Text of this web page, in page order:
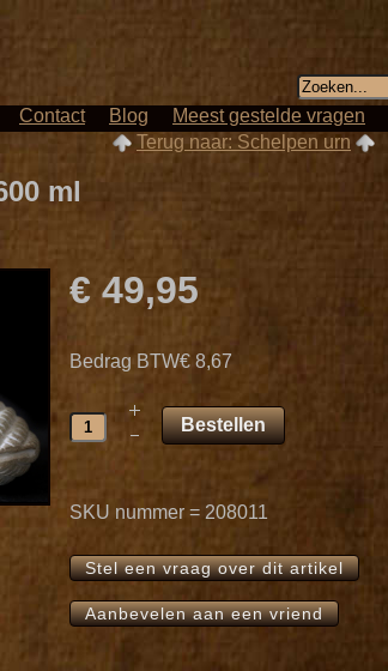
Contact Blog Meest gestelde vragen
Terug naar: Schelpen urn
ml
€ 49,95
Bedrag BTW€ 8,67
SKU nummer = 208011
Stel een vraag over dit artikel
Aanbevelen aan een vriend